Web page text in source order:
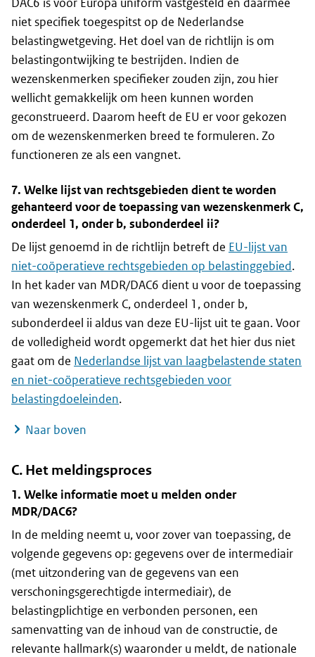
niet specifiek toegespitst op de Nederlandse
belastingwetgeving. Het doel van de richtlijn is om
belastingontwijking te bestrijden. Indien de
wezenskenmerken specifieker zouden zijn, zou hier
wellicht gemakkelijk om heen kunnen worden
geconstrueerd. Daarom heeft de EU er voor gekozen
om de wezenskenmerken breed te formuleren. Zo
functioneren ze als een vangnet.
7. Welke lijst van rechtsgebieden dient te worden
gehanteerd voor de toepassing van wezenskenmerk C,
onderdeel 1, onder b, subonderdeel ii?
De lijst genoemd in de richtlijn betreft de EU-lijst van
niet-coöperatieve rechtsgebieden op belastinggebied.
In het kader van MDR/DAC6 dient u voor de toepassing
van wezenskenmerk C, onderdeel 1, onder b,
subonderdeel ii aldus van deze EU-lijst uit te gaan. Voor
de volledigheid wordt opgemerkt dat het hier dus niet
gaat om de Nederlandse lijst van laagbelastende staten
en niet-coöperatieve rechtsgebieden voor
belastingdoeleinden.
Naar boven
C. Het meldingsproces
1. Welke informatie moet u melden onder
MDR/DAC6?
In de melding neemt u, voor zover van toepassing, de
volgende gegevens op: gegevens over de intermediair
(met uitzondering van de gegevens van een
verschoningsgerechtigde intermediair), de
belastingplichtige en verbonden personen, een
samenvatting van de inhoud van de constructie, de
relevante hallmark(s) waaronder u meldt, de nationale